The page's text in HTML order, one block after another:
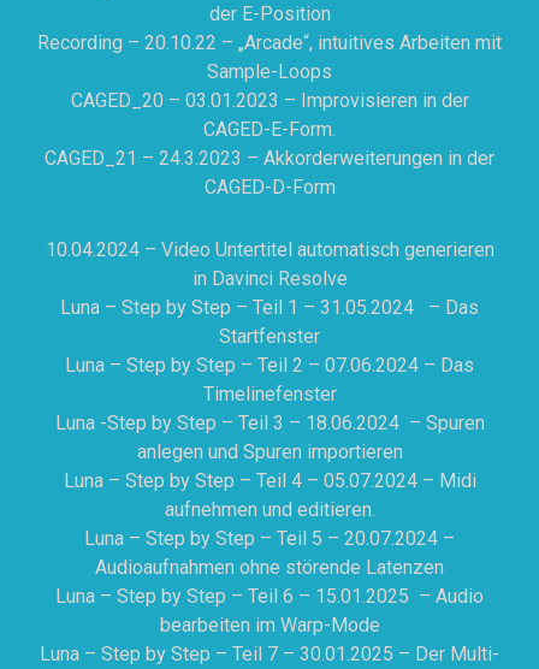
der E-Position
Recording – 20.10.22 – „Arcade“, intuitives Arbeiten mit
Sample-Loops
CAGED_20 – 03.01.2023 – Improvisieren in der
CAGED-E-Form.
CAGED_21 – 24.3.2023 – Akkorderweiterungen in der
CAGED-D-Form
10.04.2024 – Video Untertitel automatisch generieren
in Davinci Resolve
Luna – Step by Step – Teil 1 – 31.05.2024 – Das
Startfenster
Luna – Step by Step – Teil 2 – 07.06.2024 – Das
Timelinefenster
Luna -Step by Step – Teil 3 – 18.06.2024 – Spuren
anlegen und Spuren importieren
Luna – Step by Step – Teil 4 – 05.07.2024 – Midi
aufnehmen und editieren.
Luna – Step by Step – Teil 5 – 20.07.2024 –
Audioaufnahmen ohne störende Latenzen
Luna – Step by Step – Teil 6 – 15.01.2025 – Audio
bearbeiten im Warp-Mode
Luna – Step by Step – Teil 7 – 30.01.2025 – Der Multi-